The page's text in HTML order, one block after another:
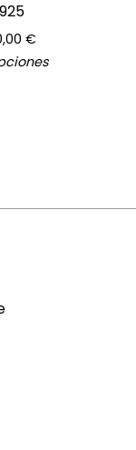
925
€